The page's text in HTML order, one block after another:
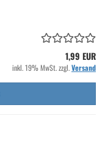
1,99 EUR
inkl. 19% MwSt. zzgl.Versand